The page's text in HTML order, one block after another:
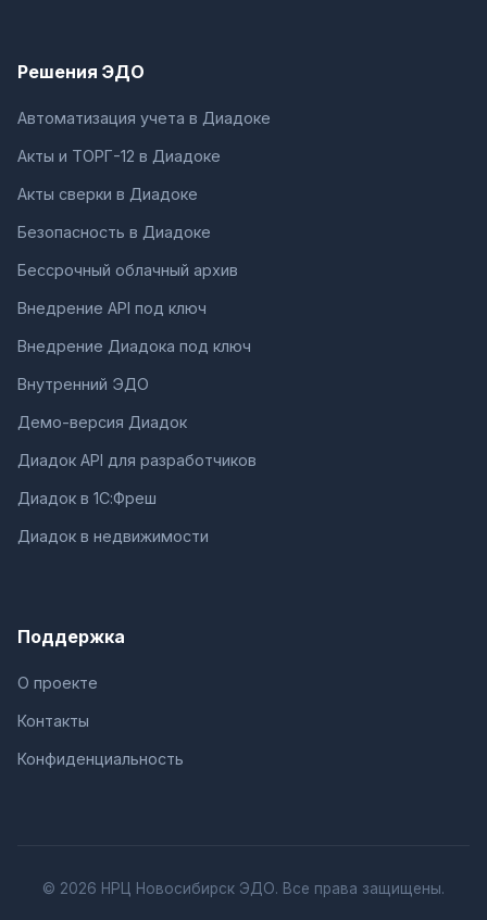
Решения ЭДО
Автоматизация учета в Диадоке
Акты и ТОРГ-12 в Диадоке
Акты сверки в Диадоке
Безопасность в Диадоке
Бессрочный облачный архив
Внедрение API под ключ
Внедрение Диадока под ключ
Внутренний ЭДО
Демо-версия Диадок
Диадок API для разработчиков
Диадок в 1С:Фреш
Диадок в недвижимости
Поддержка
О проекте
Контакты
Конфиденциальность
© 2026 НРЦ Новосибирск ЭДО. Все права защищены.